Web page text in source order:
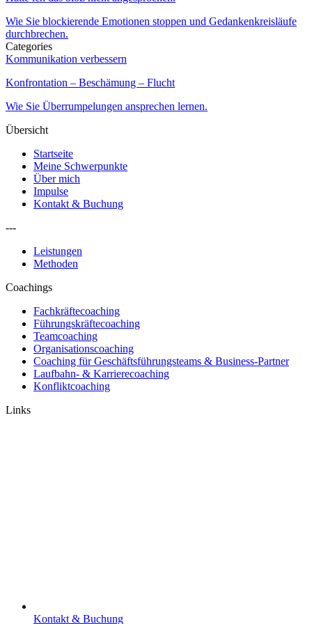
Wie Sie blockierende Emotionen stoppen und Gedankenkreisläufe
durchbrechen.
Categories
Kommunikation verbessern
Konfrontation – Beschämung – Flucht
Wie Sie Überrumpelungen ansprechen lernen.
Übersicht
Startseite
Meine Schwerpunkte
Über mich
Impulse
Kontakt & Buchung
---
Leistungen
Methoden
Coachings
Fachkräftecoaching
Führungskräftecoaching
Teamcoaching
Organisationscoaching
Coaching für Geschäftsführungsteams & Business-Partner
Laufbahn- & Karrierecoaching
Konfliktcoaching
Links
Kontakt & Buchung